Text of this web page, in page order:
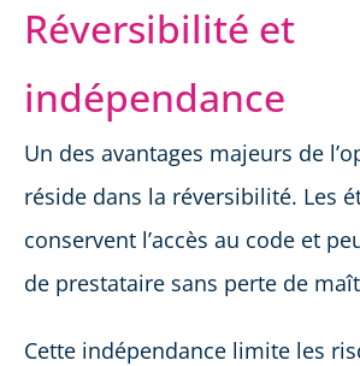
Réversibilité et
indépendance
Un des avantages majeurs de
réside dans la réversibilité. Les
conservent l’accès au code et
de prestataire sans perte de
Cette indépendance limite les